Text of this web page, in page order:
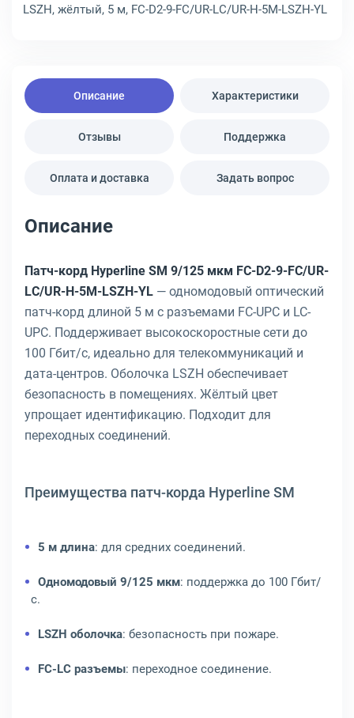
LSZH, жёлтый, 5 м, FC-D2-9-FC/UR-LC/UR-H-5M-LSZH-YL
Описание Характеристики
Отзывы Поддержка
Оплата и доставка Задать вопрос
Описание
Патч-корд Hyperline SM 9/125 мкм FC-D2-9-FC/UR-
LC/UR-H-5M-LSZH-YL — одномодовый оптический
патч-корд длиной 5 м с разъемами FC-UPC и LC-
UPC. Поддерживает высокоскоростные сети до
100 Гбит/с, идеально для телекоммуникаций и
дата-центров. Оболочка LSZH обеспечивает
безопасность в помещениях. Жёлтый цвет
упрощает идентификацию. Подходит для
переходных соединений.
Преимущества патч-корда Hyperline SM
5 м длина: для средних соединений.
Одномодовый 9/125 мкм: поддержка до 100 Гбит/
с.
LSZH оболочка: безопасность при пожаре.
FC-LC разъемы: переходное соединение.